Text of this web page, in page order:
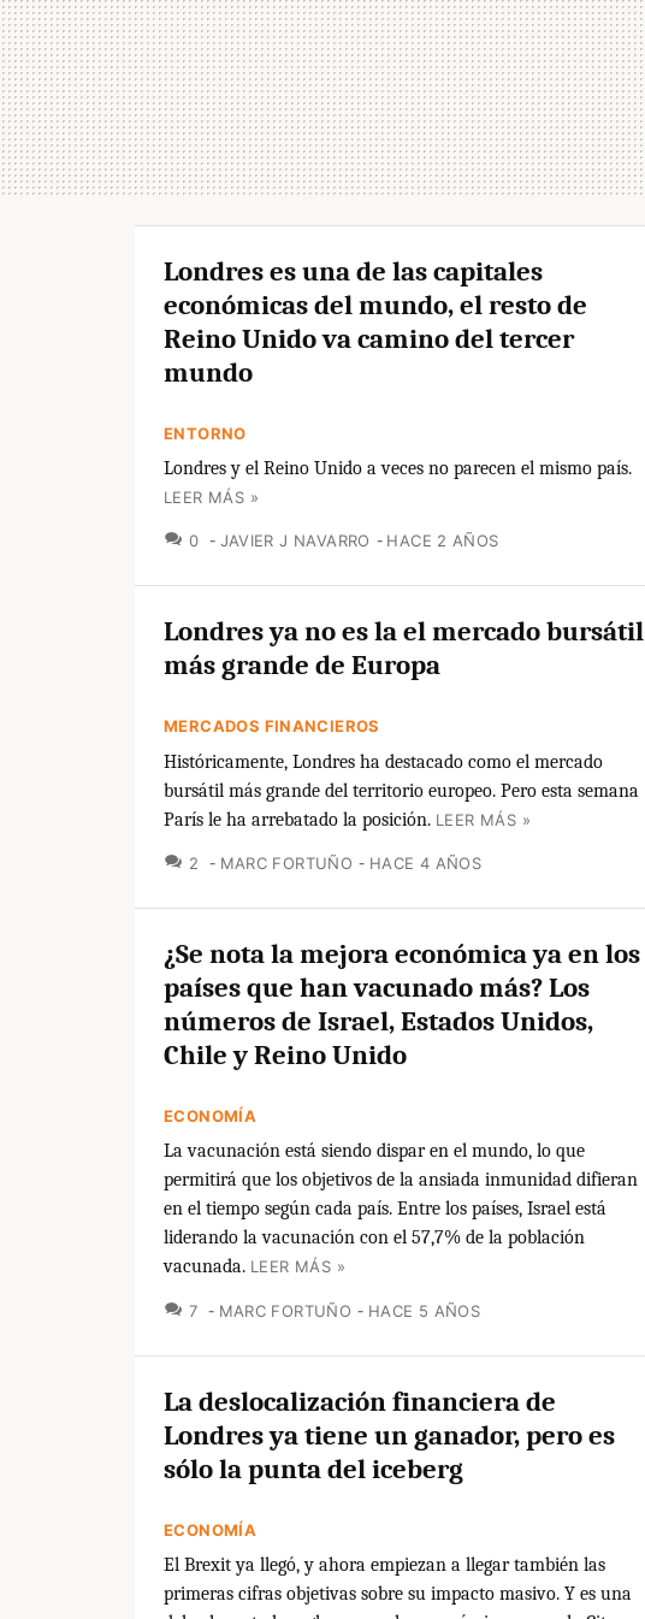
Londres es una de las capitales
económicas del mundo, el resto de
Reino Unido va camino del tercer
mundo
ENTORNO
Londres y el Reino Unido a veces no parecen el mismo país.
LEER MÁS »
0 COMENTARIOS
JAVIER J NAVARRO HACE 2 AÑOS
Londres ya no es la el mercado bursátil
más grande de Europa
MERCADOS FINANCIEROS
Históricamente, Londres ha destacado como el mercado
bursátil más grande del territorio europeo. Pero esta semana
París le ha arrebatado la posición. LEER MÁS »
2 COMENTARIOS
MARC FORTUÑO HACE 4 AÑOS
¿Se nota la mejora económica ya en los
países que han vacunado más? Los
números de Israel, Estados Unidos,
Chile y Reino Unido
ECONOMÍA
La vacunación está siendo dispar en el mundo, lo que
permitirá que los objetivos de la ansiada inmunidad difieran
en el tiempo según cada país. Entre los países, Israel está
liderando la vacunación con el 57,7% de la población
vacunada. LEER MÁS »
7 COMENTARIOS
MARC FORTUÑO HACE 5 AÑOS
La deslocalización financiera de
Londres ya tiene un ganador, pero es
sólo la punta del iceberg
ECONOMÍA
El Brexit ya llegó, y ahora empiezan a llegar también las
primeras cifras objetivas sobre su impacto masivo. Y es una